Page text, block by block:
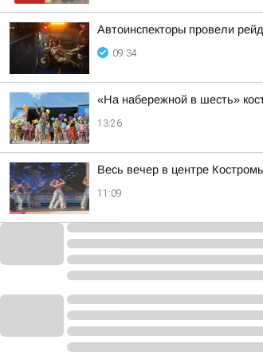
Автоинспекторы провели
09:34
«На набережной в шесть»
13:26
Весь вечер в центре
11:09